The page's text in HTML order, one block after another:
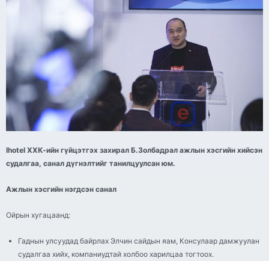
Ihotel ХХК-ийн гүйцэтгэх захирал Б.Золбадрал ажлын хэсгийн хийсэн
судалгаа, санал дүгнэлтийг танилцуулсан юм.
Ажлын хэсгийн нэгдсэн санал
Ойрын хугацаанд:
Гаднын улсуудад байрлах Элчин сайдын яам, Консулаар дамжуулан
судалгаа хийх, компаниудтай холбоо харилцаа тогтоох.